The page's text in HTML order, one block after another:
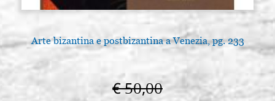
Arte bizantina e postbizantina a Venezia, pg. 233
€ 50,00